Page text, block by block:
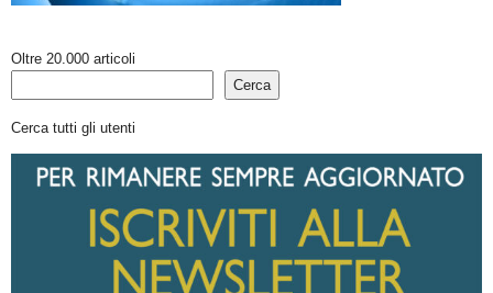
Oltre 20.000 articoli
Cerca
Cerca tutti gli utenti